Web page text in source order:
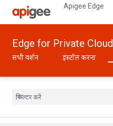
Apigee Edge
Edge for Private Cloud
सभी वर्शन इंस्टॉल करना